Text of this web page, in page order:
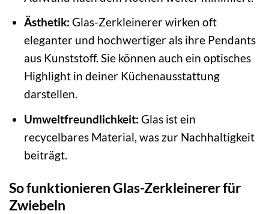
Ästhetik: Glas-Zerkleinerer wirken oft
eleganter und hochwertiger als ihre Pendants
aus Kunststoff. Sie können auch ein optisches
Highlight in deiner Küchenausstattung
darstellen.
Umweltfreundlichkeit: Glas ist ein
recycelbares Material, was zur Nachhaltigkeit
beiträgt.
So funktionieren Glas-Zerkleinerer für
Zwiebeln